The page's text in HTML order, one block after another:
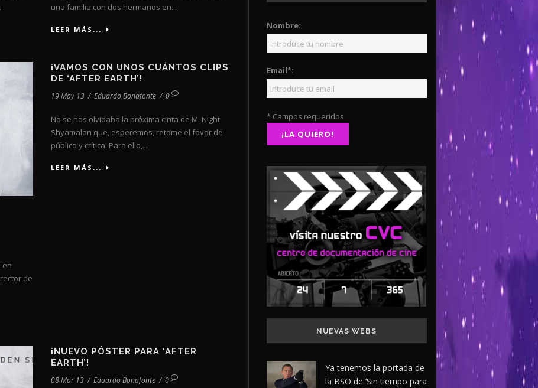
una familia con dos hermanos en...
LEER MÁS...
en
de
¡VAMOS CON UNOS CUÁNTOS CLIPS
DE ‘AFTER EARTH’!
19 May 13 / Eduardo Bonafonte / 0
No se nos olvidaba la próxima cinta de M. Night
Shyamalan que, esperemos, retome el favor de
público y crítica. Para ello,...
LEER MÁS...
¡NUEVO PÓSTER PARA ‘AFTER
EARTH’!
08 Mar 13 / Eduardo Bonafonte / 0
Nombre:
Email*:
* Campos requeridos
NUEVAS WEBS
Ya tenemos la portada de
la BSO de ‘Sin tiempo para